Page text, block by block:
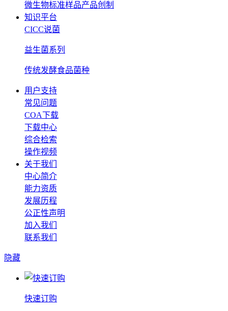
微生物标准样品产品创制
知识平台
CICC说菌
益生菌系列
传统发酵食品菌种
用户支持
常见问题
COA下载
下载中心
综合检索
操作视频
关于我们
中心简介
能力资质
发展历程
公正性声明
加入我们
联系我们
隐藏
快速订购